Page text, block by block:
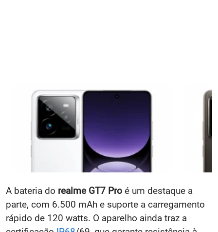
A bateria do realme GT7 Pro é um destaque a
parte, com 6.500 mAh e suporte a carregamento
rápido de 120 watts. O aparelho ainda traz a